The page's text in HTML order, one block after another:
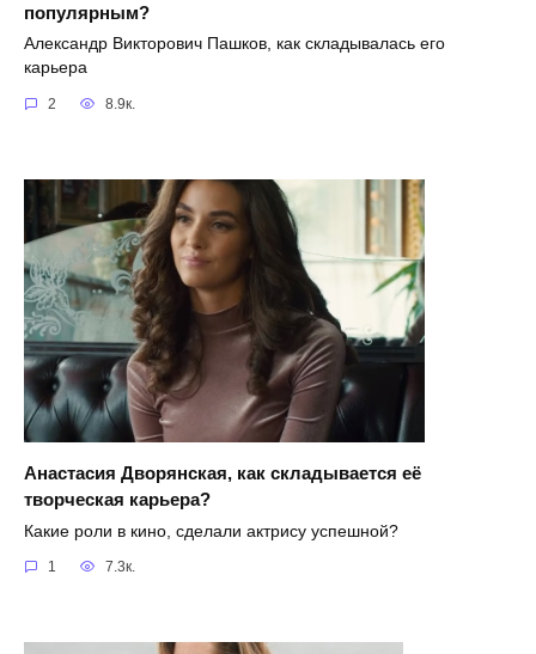
популярным?
Александр Викторович Пашков, как складывалась его
карьера
2 8.9к.
Анастасия Дворянская, как складывается её
творческая карьера?
Какие роли в кино, сделали актрису успешной?
1 7.3к.